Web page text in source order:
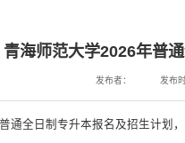
青海师范大学2026年普
发布者： 发布
通全日制专升本报名及招生计划